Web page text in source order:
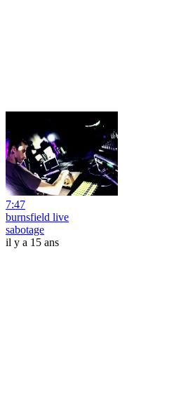
7:47
burnsfield live
sabotage
il y a 15 ans